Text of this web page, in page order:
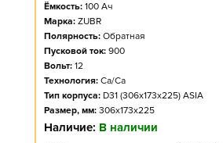
Ёмкость: 100 Ач
Марка: ZUBR
Полярность: Обратная
Пусковой ток: 900
Вольт: 12
Технология: Ca/Ca
Тип корпуса: D31 (306x173x225) ASIA
Размер, мм: 306x173x225
Наличие: В наличии